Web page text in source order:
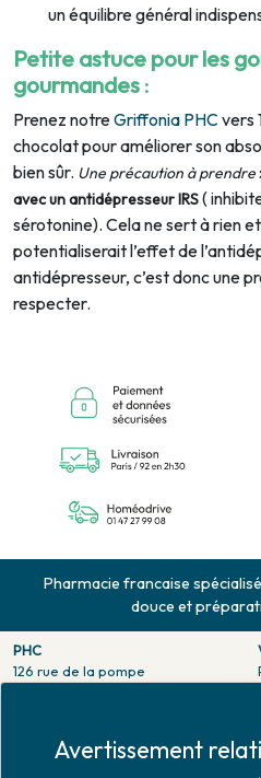
un équilibre général
Petite astuce pour les
gourmandes:
Prenez notreGriffonia PHCvers
chocolat pour améliorer son
bien sûr. Une précaution à prendre:
avec un antidépresseur IRS(
sérotonine). Cela ne sert à rien
potentialiserait l’effet de
antidépresseur, c’est donc une
respecter.
Pharmacie francaise
douce et
PHC
126 rue de la pompe
Avertissement